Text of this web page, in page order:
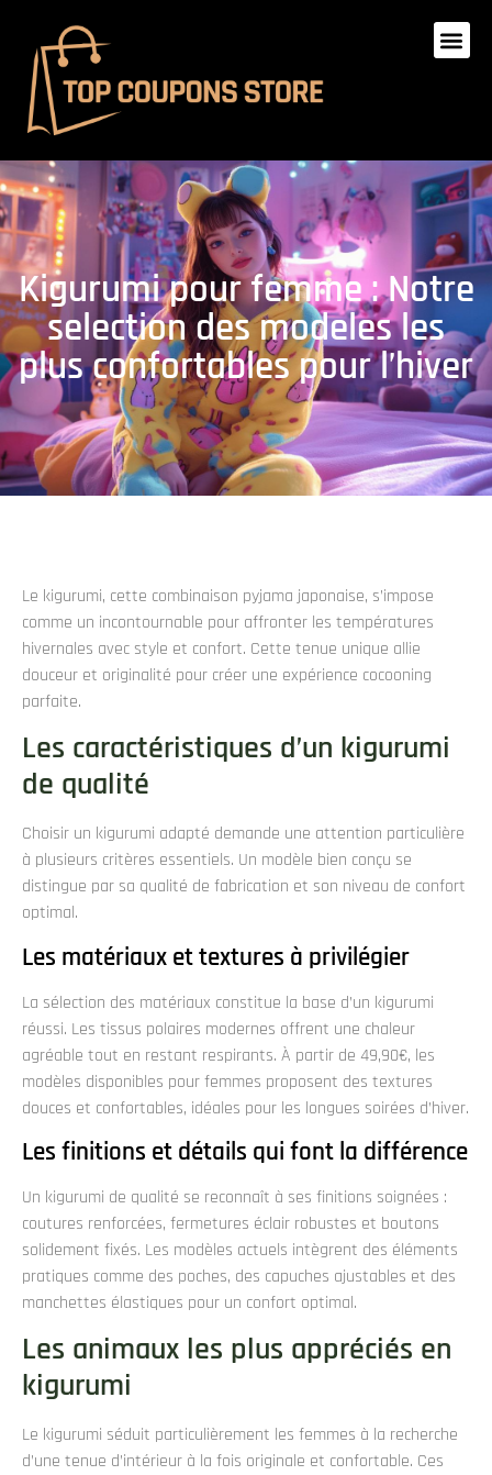
Kigurumi pour femme : Notre
selection des modeles les
plus confortables pour l’hiver
Le kigurumi, cette combinaison pyjama japonaise, s’impose
comme un incontournable pour affronter les températures
hivernales avec style et confort. Cette tenue unique allie
douceur et originalité pour créer une expérience cocooning
parfaite.
Les caractéristiques d’un kigurumi
de qualité
Choisir un kigurumi adapté demande une attention particulière
à plusieurs critères essentiels. Un modèle bien conçu se
distingue par sa qualité de fabrication et son niveau de confort
optimal.
Les matériaux et textures à privilégier
La sélection des matériaux constitue la base d’un kigurumi
réussi. Les tissus polaires modernes offrent une chaleur
agréable tout en restant respirants. À partir de 49,90€, les
modèles disponibles pour femmes proposent des textures
douces et confortables, idéales pour les longues soirées d’hiver.
Les finitions et détails qui font la différence
Un kigurumi de qualité se reconnaît à ses finitions soignées :
coutures renforcées, fermetures éclair robustes et boutons
solidement fixés. Les modèles actuels intègrent des éléments
pratiques comme des poches, des capuches ajustables et des
manchettes élastiques pour un confort optimal.
Les animaux les plus appréciés en
kigurumi
Le kigurumi séduit particulièrement les femmes à la recherche
d’une tenue d’intérieur à la fois originale et confortable. Ces